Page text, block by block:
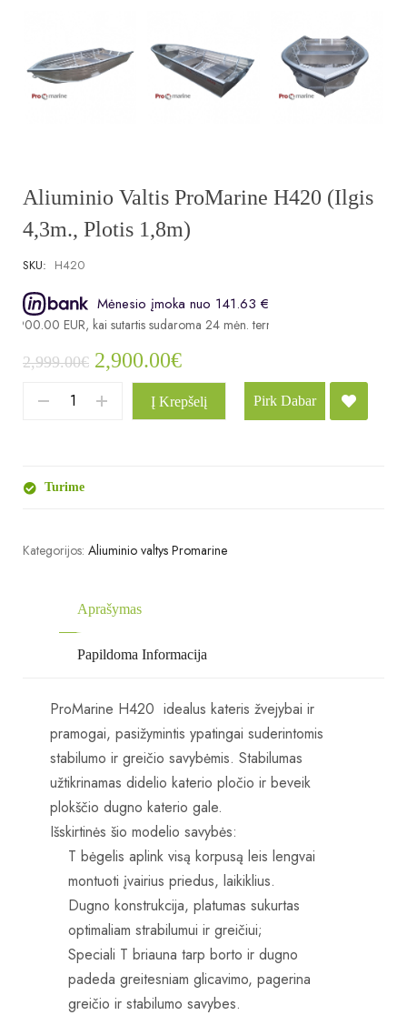
Aliuminio Valtis ProMarine H420 (ilgis
4,3m., Plotis 1,8m)
SKU: H420
Mėnesio įmoka nuo 141.63 €
EUR, kai sutartis sudaroma 24 mėn. terminui, metinė palūkanų
2,999.00€ 2,900.00€
Į Krepšelį Pirk Dabar
Turime
Kategorijos: Aliuminio valtys Promarine
Aprašymas
Papildoma Informacija
ProMarine H420 idealus kateris žvejybai ir
pramogai, pasižymintis ypatingai suderintomis
stabilumo ir greičio savybėmis. Stabilumas
užtikrinamas didelio katerio pločio ir beveik
plokščio dugno katerio gale.
Išskirtinės šio modelio savybės:
T bėgelis aplink visą korpusą leis lengvai
montuoti įvairius priedus, laikiklius.
Dugno konstrukcija, platumas sukurtas
optimaliam strabilumui ir greičiui;
Speciali T briauna tarp borto ir dugno
padeda greitesniam glicavimo, pagerina
greičio ir stabilumo savybes.